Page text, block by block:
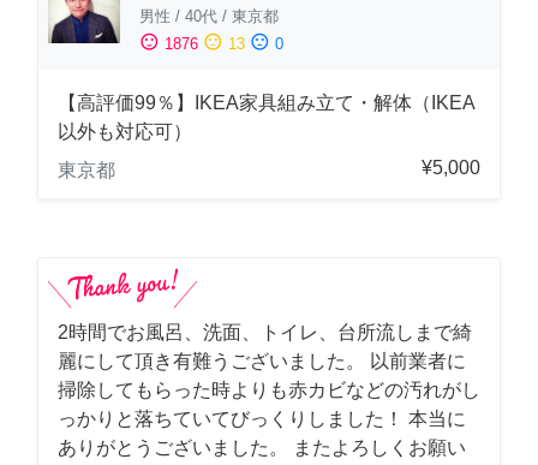
男性 / 40代 / 東京都
sentiment_satisfied 1876 sentiment_neutral 13 sentiment_dissatisfied 0
【高評価99％】IKEA家具組み立て・解体（IKEA
以外も対応可）
東京都
¥5,000
2時間でお風呂、洗面、トイレ、台所流しまで綺
麗にして頂き有難うございました。 以前業者に
掃除してもらった時よりも赤カビなどの汚れがし
っかりと落ちていてびっくりしました！ 本当に
ありがとうございました。 またよろしくお願い